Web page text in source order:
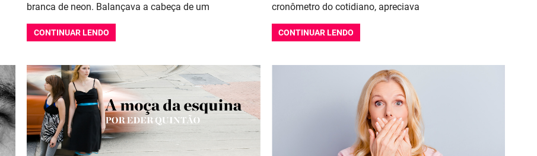
branca de neon. Balançava a cabeça de um
CONTINUAR LENDO
cronômetro do cotidiano, apreciava
CONTINUAR LENDO